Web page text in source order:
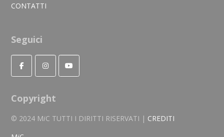
CONTATTI
Seguici
Copyright
© 2024 MiC TUTTI I DIRITTI RISERVATI | CREDITI